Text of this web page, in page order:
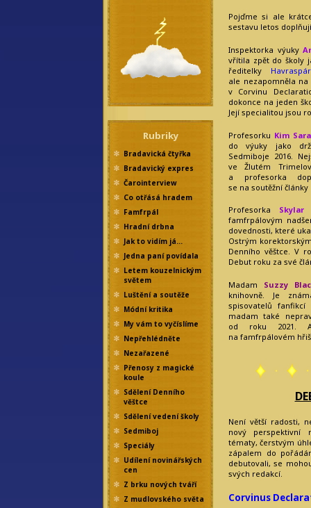
Rubriky
Bradavická čtyřka
Bradavický expres
Čarointerview
Co otřásá hradem
Famfrpál
Hradní drbna
Jak to vidím já…
Jedna paní povídala
Letem kouzelnickým
světem
Luštění a soutěže
Módní kritika
My vám to vyčíslíme
Nepřehlédněte
Nezařazené
Přenosy z magické
koule
Sdělení Denního
věštce
Sdělení vedení školy
Sedmiboj
Speciály
Udílení novinářských
cen
Z brku nových tváří
Z mudlovského světa
Pojďme si ale
sestavu letos
Inspektorka výuky
vřítila zpět do školy
ředitelky
ale nezapomněla
v Corvinu
dokonce na jeden
Její specialitou jsou
Profesorku Kim
do výuky jako
Sedmiboje 2016.
ve Žlutém
a profesorka
se na soutěžní
Profesorka Skylar
famfrpálovým
dovednosti, které
Ostrým
Denního věštce. V
Debut roku za své
Madam Suzzy
knihovně. Je
spisovatelů
madam také
od roku 2021.
na famfrpálovém
Není větší radosti,
nový perspektivní
tématy, čerstvým
zápalem do
debutovali, se
svých redakcí.
Corvinus